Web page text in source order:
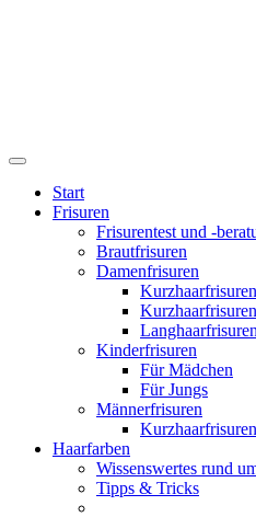
Start
Frisuren
Frisurentest und -
Brautfrisuren
Damenfrisuren
Kurzhaarfrisuren
Langhaarfrisuren
Kinderfrisuren
Für Mädchen
Für Jungs
Männerfrisuren
Kurzhaarfrisuren
Haarfarben
Wissenswertes rund
Tipps & Tricks